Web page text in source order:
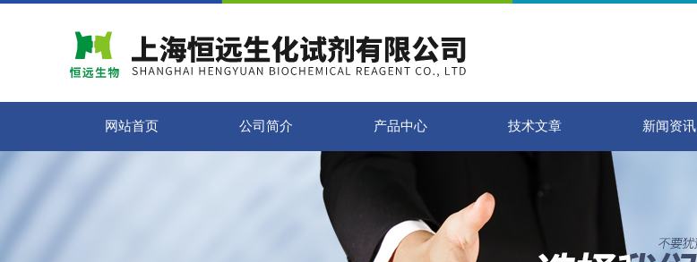
网站首页 公司简介 产品中心 技术文章 新闻资讯